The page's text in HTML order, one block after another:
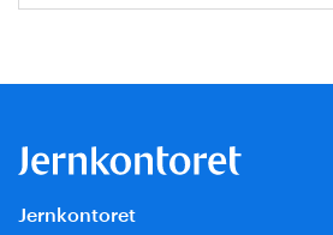
Jernkontoret